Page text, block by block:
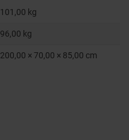
101,00 kg
96,00 kg
200,00 × 70,00 × 85,00 cm